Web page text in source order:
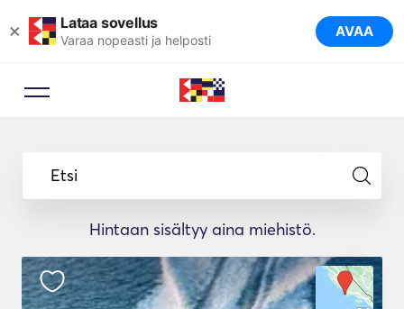
× Lataa sovellus
Varaa nopeasti ja helposti AVAA
Etsi
Hintaan sisältyy aina miehistö.